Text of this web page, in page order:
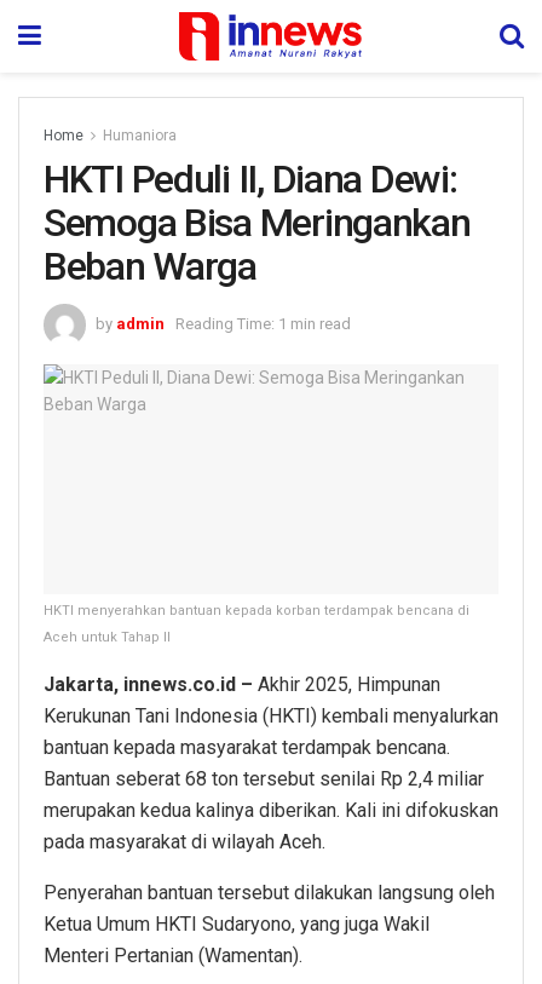
Home Humaniora
HKTI Peduli II, Diana Dewi:
Semoga Bisa Meringankan
Beban Warga
by admin Reading Time: 1 min read
HKTI menyerahkan bantuan kepada korban terdampak bencana di
Aceh untuk Tahap II
Jakarta, innews.co.id – Akhir 2025, Himpunan
Kerukunan Tani Indonesia (HKTI) kembali menyalurkan
bantuan kepada masyarakat terdampak bencana.
Bantuan seberat 68 ton tersebut senilai Rp 2,4 miliar
merupakan kedua kalinya diberikan. Kali ini difokuskan
pada masyarakat di wilayah Aceh.
Penyerahan bantuan tersebut dilakukan langsung oleh
Ketua Umum HKTI Sudaryono, yang juga Wakil
Menteri Pertanian (Wamentan).